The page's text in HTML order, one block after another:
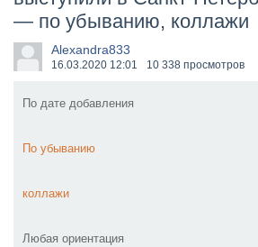
​Anthrax выпустили новый сингл и
— по убыванию, коллажи
Alexandra833
16.03.2020 12:01 10 338 просмотров
По дате добавления
По убыванию
коллажи
Любая ориентация